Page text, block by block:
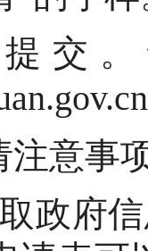
交
注意事
政府